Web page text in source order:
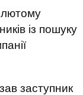
лютому
із пошуку
заступник